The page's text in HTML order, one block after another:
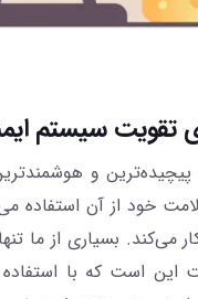
تقویت سیستم
و
خود از آن
می‌کند. بسیاری از ما
این است که با